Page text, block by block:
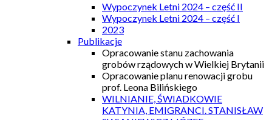
Wypoczynek Letni 2024 – część II
Wypoczynek Letni 2024 – część I
2023
Publikacje
Opracowanie stanu zachowania
grobów rządowych w Wielkiej Brytanii
Opracowanie planu renowacji grobu
prof. Leona Bilińskiego
WILNIANIE, ŚWIADKOWIE
KATYNIA, EMIGRANCI. STANISŁAW